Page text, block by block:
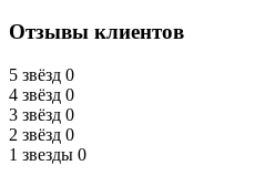
Отзывы клиентов
5 звёзд 0
4 звёзд 0
3 звёзд 0
2 звёзд 0
1 звезды 0